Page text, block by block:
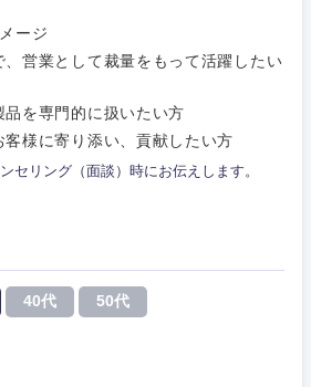
ージ
、営業として裁量をもって活躍したい
品を専門的に扱いたい方
客様に寄り添い、貢献したい方
セリング（面談）時にお伝えします。
40代 50代
静岡県